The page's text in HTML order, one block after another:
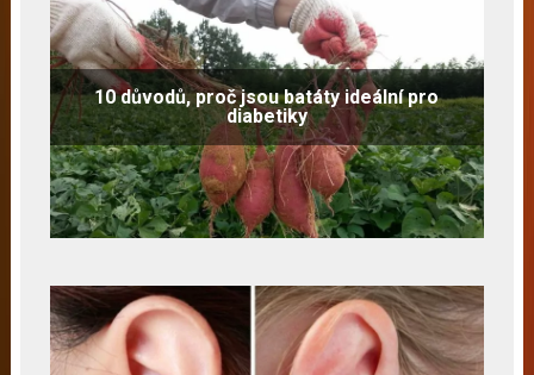
10 důvodů, proč jsou batáty ideální pro
diabetiky